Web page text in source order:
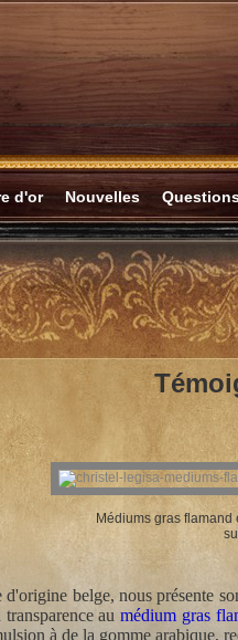
d'or Nouvelles
Médiums gras
d'origine belge, nous présente
transparence aumédium gras
à de la gomme arabique,